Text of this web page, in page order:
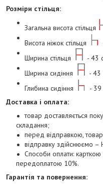
Розміри стільця:
Загальна висота стільця
Висота ніжок стільця
Ширина стільця
- 43
Ширина сидіння
- 43
Глибина сидіння
- 39
Доставка і оплата:
товар доставляється
складання;
перед відправкою, товар
відправку здійснюємо
Способи оплати: карткою
передоплатою 10%.
Гарантія та повернення: